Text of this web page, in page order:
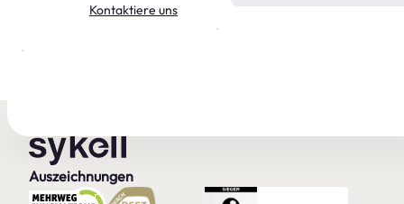
Kontaktiere uns
Auszeichnungen